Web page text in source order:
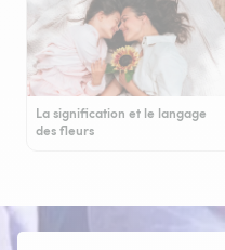
La signification et le langage
des fleurs